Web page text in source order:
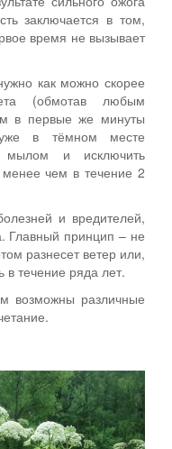
заключается в том,
время не вызывает
как можно скорее
(обмотав любым
в первые же минуты
в тёмном месте
и исключить
менее чем в течение 2
и вредителей,
Главный принцип – не
разнесет ветер или,
в течение ряда лет.
возможны различные